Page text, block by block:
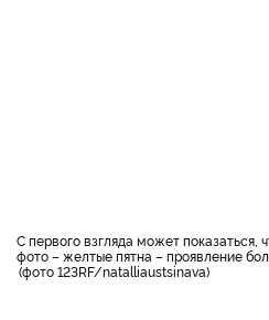
С первого взгляда может показаться, что это солнечные блики, но на
фото – желтые пятна – проявление
фото 123RF/natalliaustsinava